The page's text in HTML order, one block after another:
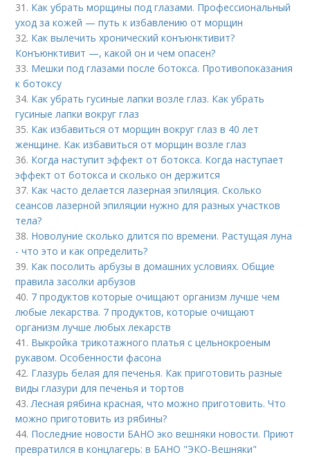
31. Как убрать морщины под глазами. Профессиональный
уход за кожей — путь к избавлению от морщин
32. Как вылечить хронический конъюнктивит?
Конъюнктивит —, какой он и чем опасен?
33. Мешки под глазами после ботокса. Противопоказания
к ботоксу
34. Как убрать гусиные лапки возле глаз. Как убрать
гусиные лапки вокруг глаз
35. Как избавиться от морщин вокруг глаз в 40 лет
женщине. Как избавиться от морщин возле глаз
36. Когда наступит эффект от ботокса. Когда наступает
эффект от ботокса и сколько он держится
37. Как часто делается лазерная эпиляция. Сколько
сеансов лазерной эпиляции нужно для разных участков
тела?
38. Новолуние сколько длится по времени. Растущая луна
- что это и как определить?
39. Как посолить арбузы в домашних условиях. Общие
правила засолки арбузов
40. 7 продуктов которые очищают организм лучше чем
любые лекарства. 7 продуктов, которые очищают
организм лучше любых лекарств
41. Выкройка трикотажного платья с цельнокроеным
рукавом. Особенности фасона
42. Глазурь белая для печенья. Как приготовить разные
виды глазури для печенья и тортов
43.Лесная рябина красная, что можно приготовить. Что
можно приготовить из рябины?
44. Последние новости БАНО эко вешняки новости. Приют
превратился в концлагерь: в БАНО "ЭКО-Вешняки"